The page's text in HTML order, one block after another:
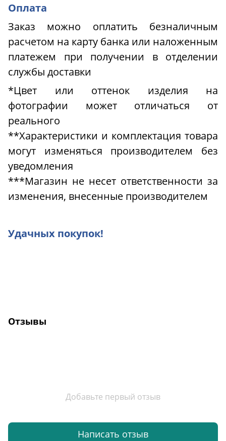
Оплата
Заказ можно оплатить безналичным
расчетом на карту банка или наложенным
платежем при получении в отделении
службы доставки
*Цвет или оттенок изделия на
фотографии может отличаться от
реального
**Характеристики и комплектация товара
могут изменяться производителем без
уведомления
***Магазин не несет ответственности за
изменения, внесенные производителем
Удачных покупок!
Отзывы
Добавьте первый отзыв
Написать отзыв